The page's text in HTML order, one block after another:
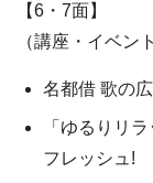
【6・7面】
（講座・イベン
名都借 歌の
「ゆるりリ
フレッシュ!